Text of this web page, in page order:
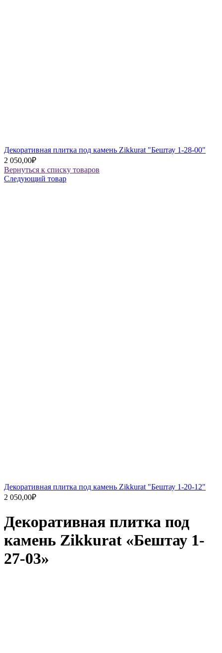
Декоративная плитка под камень Zikkurat "Бештау 1-28-00"
2 050,00₽
Вернуться к списку товаров
Следующий товар
Декоративная плитка под камень Zikkurat "Бештау 1-20-12"
2 050,00₽
Декоративная плитка под
камень Zikkurat «Бештау 1-
27-03»